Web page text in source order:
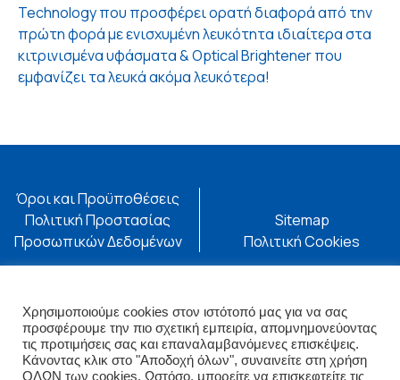
Technology που προσφέρει ορατή διαφορά από την
πρώτη φορά με ενισχυμένη λευκότητα ιδιαίτερα στα
κιτρινισμένα υφάσματα & Optical Brightener που
εμφανίζει τα λευκά ακόμα λευκότερα!
Όροι και Προϋποθέσεις
Πολιτική Προστασίας
Προσωπικών Δεδομένων
Sitemap
Πολιτική Cookies
eureka.com.gr
Βρείτε μας στους
επίσημους λογαριασμούς
μας
Χρησιμοποιούμε cookies στον ιστότοπό μας για να σας
προσφέρουμε την πιο σχετική εμπειρία, απομνημονεύοντας
τις προτιμήσεις σας και επαναλαμβανόμενες επισκέψεις.
Κάνοντας κλικ στο "Αποδοχή όλων", συναινείτε στη χρήση
ΟΛΩΝ των cookies. Ωστόσο, μπορείτε να επισκεφτείτε τις